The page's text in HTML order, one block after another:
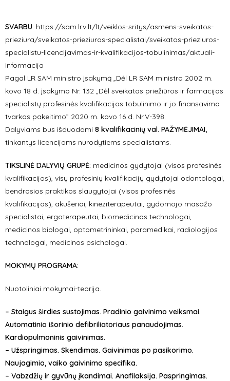
SVARBU: https://sam.lrv.lt/lt/veiklos-sritys/asmens-sveikatos-
prieziura/sveikatos-prieziuros-specialistai/sveikatos-prieziuros-
specialistu-licencijavimas-ir-kvalifikacijos-tobulinimas/aktuali-
informacija
Pagal LR SAM ministro įsakymą „Dėl LR SAM ministro 2002 m.
kovo 18 d. įsakymo Nr. 132 „Dėl sveikatos priežiūros ir farmacijos
specialistų profesinės kvalifikacijos tobulinimo ir jo finansavimo
tvarkos pakeitimo” 2020 m. kovo 16 d. Nr.V-398.
Dalyviams bus išduodami 8 kvalifikacinių val. PAŽYMĖJIMAI,
tinkantys licencijoms nurodytiems specialistams.
TIKSLINĖ DALYVIŲ GRUPĖ: medicinos gydytojai (visos profesinės
kvalifikacijos), visų profesinių kvalifikacijų gydytojai odontologai,
bendrosios praktikos slaugytojai (visos profesinės
kvalifikacijos), akušeriai, kineziterapeutai, gydomojo masažo
specialistai, ergoterapeutai, biomedicinos technologai,
medicinos biologai, optometrininkai, paramedikai, radiologijos
technologai, medicinos psichologai.
MOKYMŲ PROGRAMA:
Nuotoliniai mokymai-teorija.
– Staigus širdies sustojimas. Pradinio gaivinimo veiksmai.
Automatinio išorinio defibriliatoriaus panaudojimas.
Kardiopulmoninis gaivinimas.
– Užspringimas. Skendimas. Gaivinimas po pasikorimo.
Naujagimio, vaiko gaivinimo specifika.
– Vabzdžių ir gyvūnų įkandimai. Anafilaksija. Paspringimas.